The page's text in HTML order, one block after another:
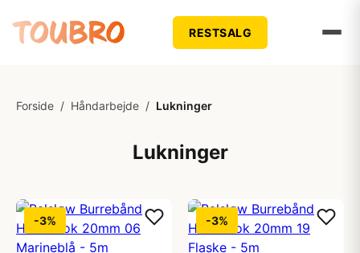
RESTSALG
Forside / Håndarbejde / Lukninger
Lukninger
-3% -3%